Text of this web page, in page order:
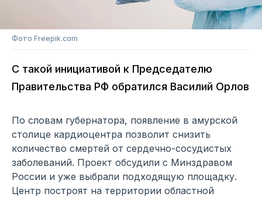
Фото Freepik.com
С такой инициативой к Председателю
Правительства РФ обратился Василий Орлов
По словам губернатора, появление в амурской
столице кардиоцентра позволит снизить
количество смертей от сердечно-сосудистых
заболеваний. Проект обсудили с Минздравом
России и уже выбрали подходящую площадку.
Центр построят на территории областной